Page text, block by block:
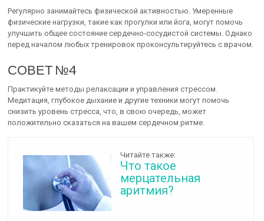
Регулярно занимайтесь физической активностью. Умеренные
физические нагрузки, такие как прогулки или йога, могут помочь
улучшить общее состояние сердечно-сосудистой системы. Однако
перед началом любых тренировок проконсультируйтесь с врачом.
СОВЕТ №4
Практикуйте методы релаксации и управления стрессом.
Медитация, глубокое дыхание и другие техники могут помочь
снизить уровень стресса, что, в свою очередь, может
положительно сказаться на вашем сердечном ритме.
Читайте также:
Что такое
мерцательная
аритмия?